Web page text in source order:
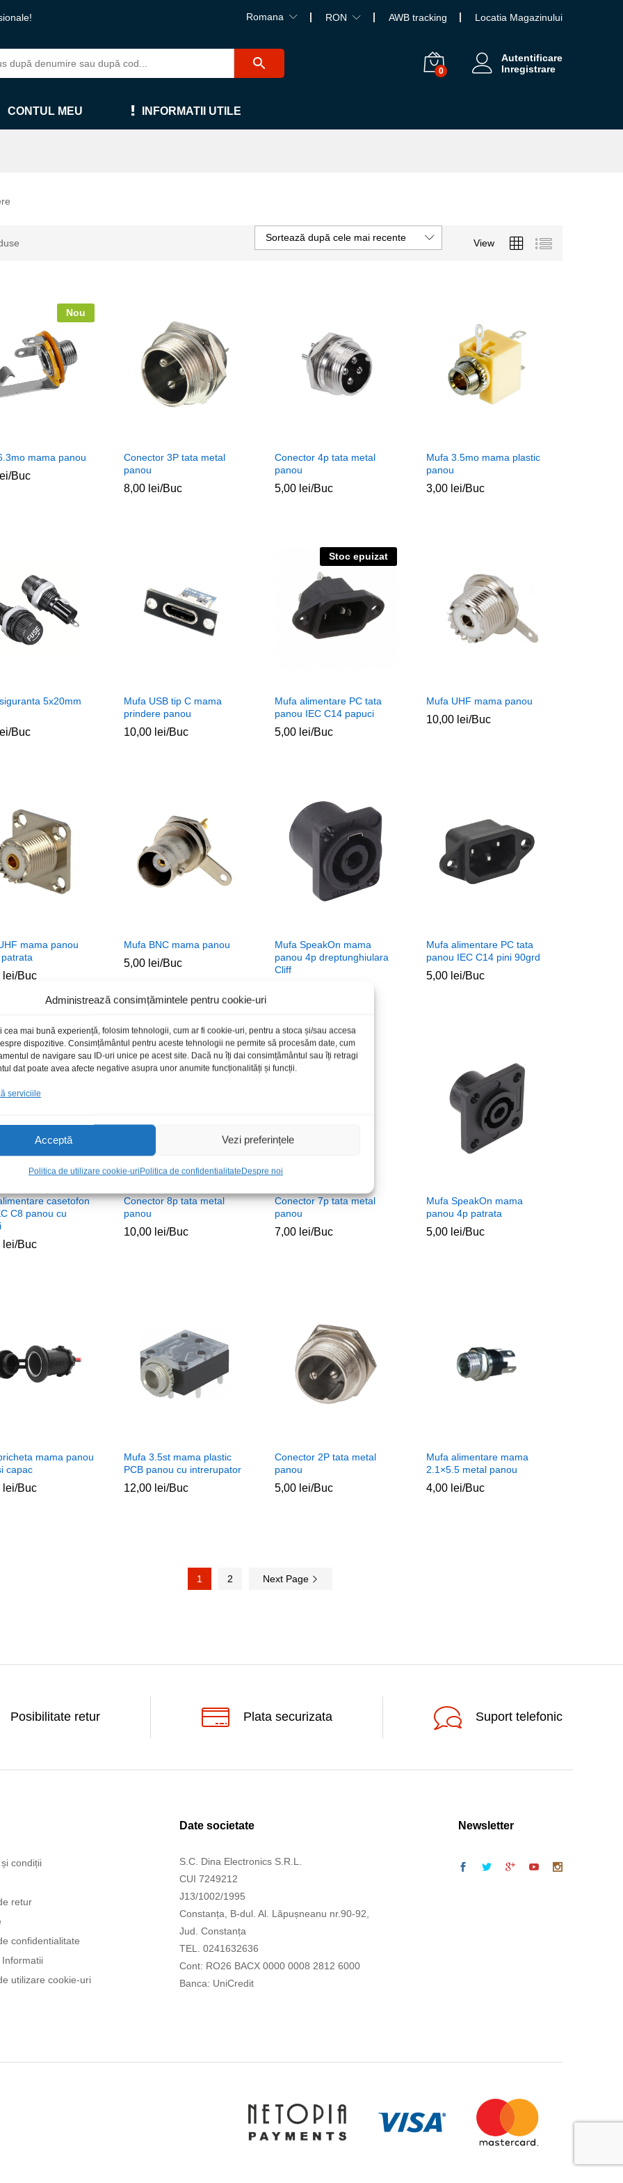
Administrează consimțămintele pentru cookie-uri
cea mai bună experiență, folosim tehnologii, cum ar fi cookie-uri, pentru a stoca și/sau accesa
dispozitive. Consimțământul pentru aceste tehnologii ne permite să procesăm date, cum
de navigare sau ID-uri unice pe acest site. Dacă nu îți dai consimțământul sau îți retragi
dat poate avea afecte negative asupra unor anumite funcționalități și funcții.
serviciile
Acceptă Vezi preferințele
Politica de utilizare cookie-uriPolitica de confidentialitateDespre noi
Romana RON AWB tracking Locatia Magazinului
0
Autentificare
Inregistrare
CONTUL MEU INFORMATII UTILE
View
Sortează după cele mai recente
Nou
mama panou
lei/Buc
lei
Conector 3P tata metal
panou
8,00 lei/Buc
8,00 lei
Conector 4p tata metal
panou
5,00 lei/Buc
5,00 lei
Mufa 3.5mo mama plastic
panou
3,00 lei/Buc
3,00 lei
5x20mm
lei/Buc
lei
Mufa USB tip C mama
prindere panou
10,00 lei/Buc
10,00 lei
Stoc epuizat
Mufa alimentare PC tata
panou IEC C14 papuci
5,00 lei/Buc
5,00 lei
Mufa UHF mama panou
10,00 lei/Buc
10,00 lei
mama panou
lei/Buc
lei
Mufa BNC mama panou
5,00 lei/Buc
5,00 lei
Mufa SpeakOn mama
panou 4p dreptunghiulara
Cliff
Mufa alimentare PC tata
panou IEC C14 pini 90grd
5,00 lei/Buc
5,00 lei
casetofon
C8 panou cu
lei/Buc
lei
Conector 8p tata metal
panou
10,00 lei/Buc
10,00 lei
Conector 7p tata metal
panou
7,00 lei/Buc
7,00 lei
Mufa SpeakOn mama
panou 4p patrata
5,00 lei/Buc
5,00 lei
mama panou
capac
lei/Buc
lei
Mufa 3.5st mama plastic
PCB panou cu intrerupator
12,00 lei/Buc
12,00 lei
Conector 2P tata metal
panou
5,00 lei/Buc
5,00 lei
Mufa alimentare mama
2.1×5.5 metal panou
4,00 lei/Buc
4,00 lei
1 2 Next Page
Posibilitate retur Plata securizata Suport telefonic
condiții
retur
confidentialitate
utilizare cookie-uri
Date societate
S.C. Dina Electronics S.R.L.
CUI 7249212
J13/1002/1995
Constanța, B-dul. Al. Lăpușneanu nr.90-92,
Jud. Constanța
TEL. 0241632636
Cont: RO26 BACX 0000 0008 2812 6000
Banca: UniCredit
Newsletter